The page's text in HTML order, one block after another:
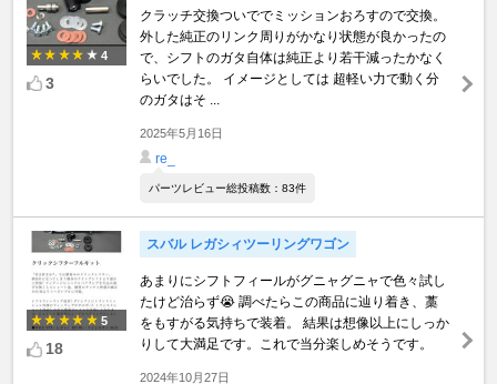
4
3
クラッチ交換ついででミッションおろすので交換。
外した純正のリンク周りがかなり状態が良かったの
で、シフトのガタ自体は純正より若干減ったかなく
らいでした。 イメージとしては 超軽い力で動く分
のガタはそ ...
2025年5月16日
re_
パーツレビュー総投稿数：83件
5
18
スバル レガシィツーリングワゴン
あまりにシフトフィールがグニャグニャで色々試し
たけど治らず😭 調べたらこの商品に辿り着き、藁
をもすがる気持ちで装着。 結果は想像以上にしっか
りして大満足です。これで当分楽しめそうです。
2024年10月27日